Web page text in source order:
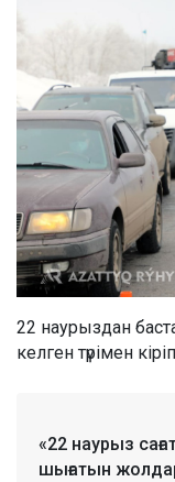
22 наурыздан
келген түрімен
«22 наурыз
шығатын